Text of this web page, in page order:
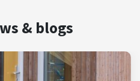
& blogs